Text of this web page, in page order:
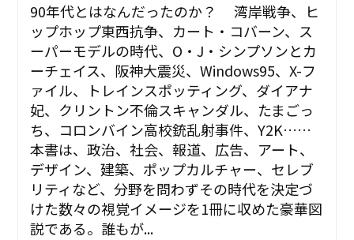
90年代とはなんだったのか？ 湾岸戦争、ヒ
ップホップ東西抗争、カート・コバーン、ス
ーパーモデルの時代、O・J・シンプソンとカ
ーチェイス、阪神大震災、Windows95、X-フ
ァイル、トレインスポッティング、ダイアナ
妃、クリントン不倫スキャンダル、たまごっ
ち、コロンバイン高校銃乱射事件、Y2K……
本書は、政治、社会、報道、広告、アート、
デザイン、建築、ポップカルチャー、セレブ
リティなど、分野を問わずその時代を決定づ
けた数々の視覚イメージを1冊に収めた豪華図
説である。誰もが...